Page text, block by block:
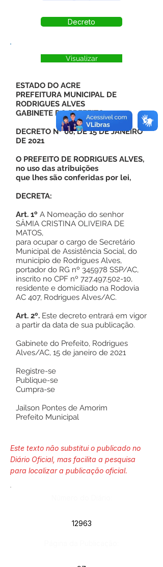
Decreto
Visualizar
ESTADO DO ACRE
PREFEITURA MUNICIPAL DE
RODRIGUES ALVES
GABINETE DO PREFEITO
DECRETO Nº 06, DE 15 DE JANEIRO
DE 2021
O PREFEITO DE RODRIGUES ALVES,
no uso das atribuições
que lhes são conferidas por lei,
DECRETA:
Art. 1º A Nomeação do senhor
SÂMIA CRISTINA OLIVEIRA DE
MATOS,
para ocupar o cargo de Secretário
Municipal de Assistência Social, do
município de Rodrigues Alves,
portador do RG nº 345978 SSP/AC,
inscrito no CPF nº 727.497.502-10,
residente e domiciliado na Rodovia
AC 407, Rodrigues Alves/AC.
Art. 2º. Este decreto entrará em vigor
a partir da data de sua publicação.
Gabinete do Prefeito, Rodrigues
Alves/AC, 15 de janeiro de 2021
Registre-se
Publique-se
Cumpra-se
Jailson Pontes de Amorim
Prefeito Municipal
Este texto não substitui o publicado no
Diário Oficial, mas facilita a pesquisa
para localizar a publicação oficial.
12963